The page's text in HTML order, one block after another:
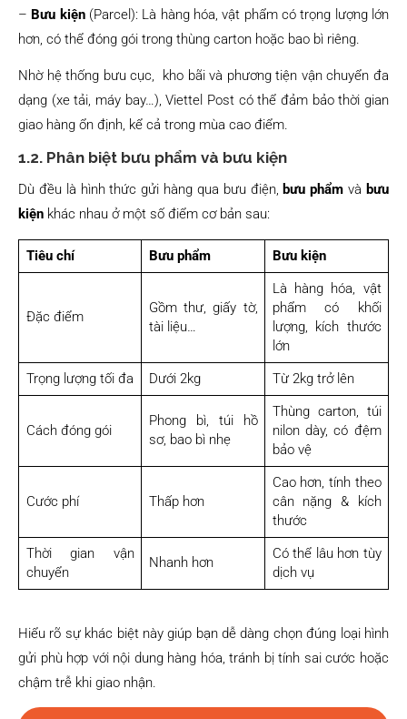
– Bưu kiện(Parcel): Là hàng hóa, vật phẩm có trọng lượng lớn
hơn, có thể đóng gói trong thùng carton hoặc bao bì riêng.
Nhờ hệ thống bưu cục, kho bãi và phương tiện vận chuyển đa
dạng (xe tải, máy bay…), Viettel Post có thể đảm bảo thời gian
giao hàng ổn định, kể cả trong mùa cao điểm.
1.2. Phân biệt bưu phẩm và bưu kiện
Dù đều là hình thức gửi hàng qua bưu điện, bưu phẩm và bưu
kiện khác nhau ở một số điểm cơ bản sau:
Tiêu chí Bưu phẩm Bưu kiện
Đặc điểm
Gồm thư, giấy tờ,
tài liệu…
Là hàng hóa, vật
phẩm có khối
lượng, kích thước
lớn
Trọng lượng tối đa
Dưới 2kg Từ 2kg trở lên
Cách đóng gói
Phong bì, túi hồ
sơ, bao bì nhẹ
Thùng carton, túi
nilon dày, có đệm
bảo vệ
Cước phí Thấp hơn
Cao hơn, tính theo
cân nặng & kích
thước
Thời gian vận
chuyển
Nhanh hơn
Có thể lâu hơn tùy
dịch vụ
Hiểu rõ sự khác biệt này giúp bạn dễ dàng chọn đúng loại hình
gửi phù hợp với nội dung hàng hóa, tránh bị tính sai cước hoặc
chậm trễ khi giao nhận.